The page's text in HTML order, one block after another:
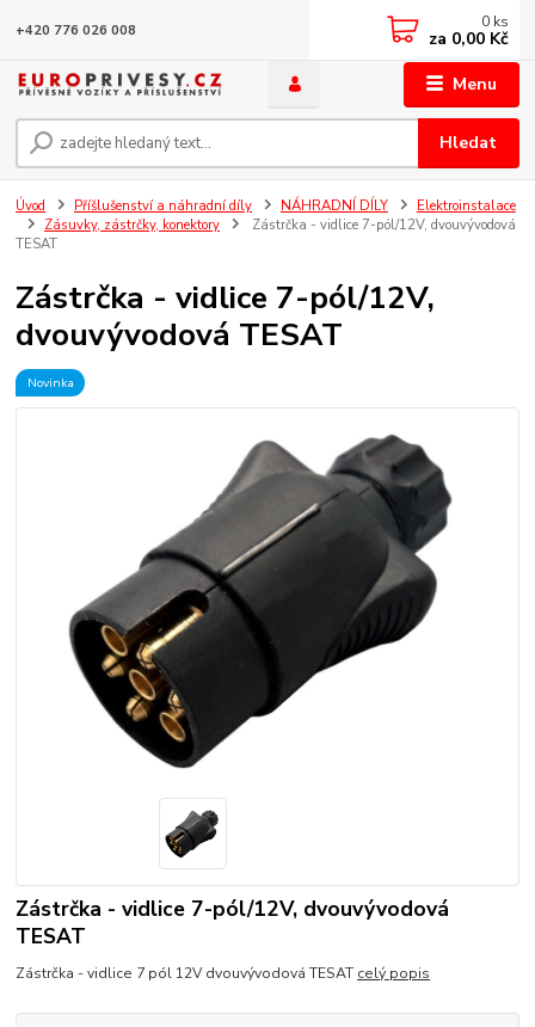
Menu
Hledat
+420 776 026 008 0 ks
za 0,00 Kč
Úvod Příšlušenství a náhradní díly NÁHRADNÍ DÍLY
Elektroinstalace
Zásuvky, zástrčky, konektory
Zástrčka - vidlice 7-pól/12V, dvouvývodová
TESAT
Zástrčka - vidlice 7-pól/12V,
dvouvývodová TESAT
Novinka
Zástrčka - vidlice 7-pól/12V, dvouvývodová
TESAT
Zástrčka - vidlice 7 pól 12V dvouvývodová TESAT celý popis